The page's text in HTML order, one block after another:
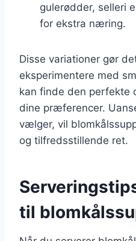
gulerødder, selleri
for ekstra næring.
Disse variationer gør
eksperimentere med
kan finde den perfekte
dine præferencer.
vælger, vil
og tilfredsstillende ret.
til